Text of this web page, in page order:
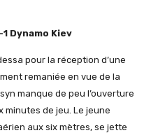
Dynamo Kiev
pour la réception d’une
remaniée en vue de la
manque de peu l’ouverture
minutes de jeu. Le jeune
aux six mètres, se jette